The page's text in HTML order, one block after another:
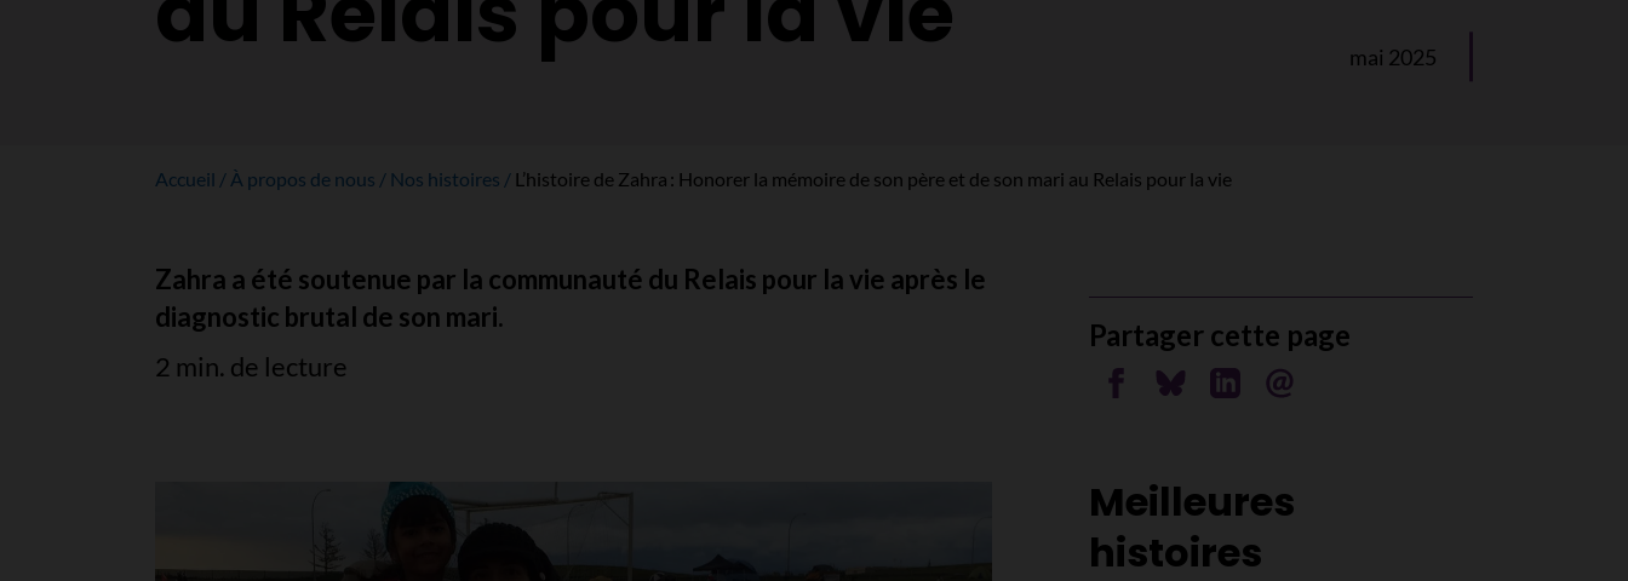
mai 2025
Accueil À propos de nous Nos histoires L’histoire de Zahra : Honorer la mémoire de son père et de son mari au Relais pour la vie
Zahra a été soutenue par la communauté du Relais pour la vie après le
diagnostic brutal de son mari.
2 min. de lecture
Partager cette page
Partager sur Facebook
Partager sur Bluesky
Partager sur Linkedin
Envoyer par courriel
Meilleures
histoires